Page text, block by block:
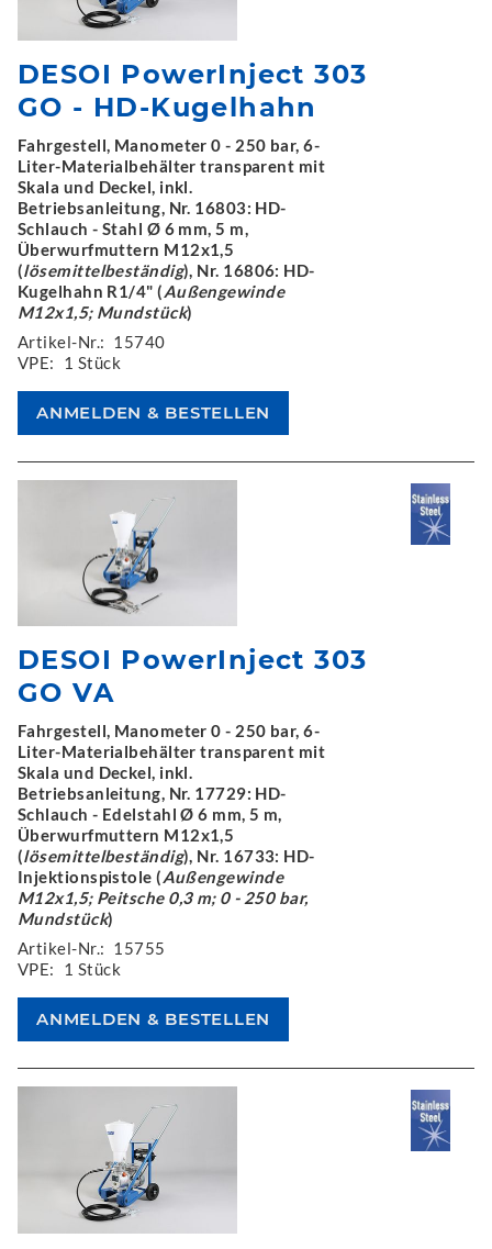
DESOI PowerInject 303
GO - HD-Kugelhahn
Fahrgestell, Manometer 0 - 250 bar, 6-
Liter-Materialbehälter transparent mit
Skala und Deckel, inkl.
Betriebsanleitung, Nr. 16803: HD-
Schlauch - Stahl Ø 6 mm, 5 m,
Überwurfmuttern M12x1,5
(lösemittelbeständig), Nr. 16806: HD-
Kugelhahn R1/4" (Außengewinde
M12x1,5; Mundstück)
Artikel-Nr.: 15740
VPE:
1 Stück
DESOI PowerInject 303
GO VA
Fahrgestell, Manometer 0 - 250 bar, 6-
Liter-Materialbehälter transparent mit
Skala und Deckel, inkl.
Betriebsanleitung, Nr. 17729: HD-
Schlauch - Edelstahl Ø 6 mm, 5 m,
Überwurfmuttern M12x1,5
(lösemittelbeständig), Nr. 16733: HD-
Injektionspistole (Außengewinde
M12x1,5; Peitsche 0,3 m; 0 - 250 bar,
Mundstück)
Artikel-Nr.: 15755
VPE:
1 Stück